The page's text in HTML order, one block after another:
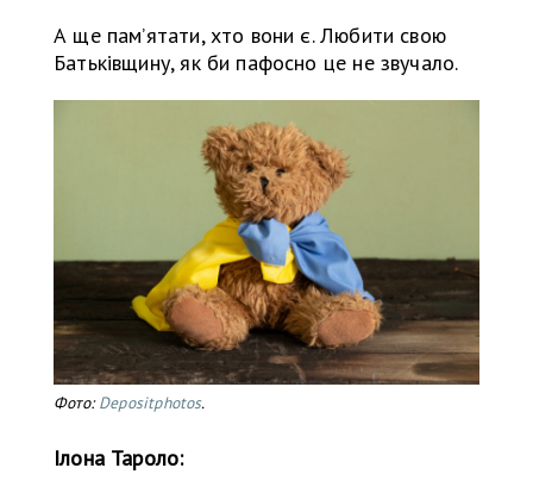
А ще пам’ятати, хто вони є. Любити свою
Батьківщину, як би пафосно це не звучало.
Фото:Depositphotos.
Ілона Тароло: